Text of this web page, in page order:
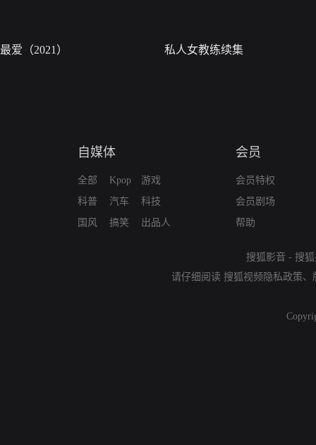
最爱（2021） 私人女教练续集
自媒体
全部
科普
国风
Kpop
汽车
搞笑
游戏
科技
出品人
会员
会员特权
会员剧场
帮助
搜狐影音 - 搜
请仔细阅读 搜狐视频隐私政策、